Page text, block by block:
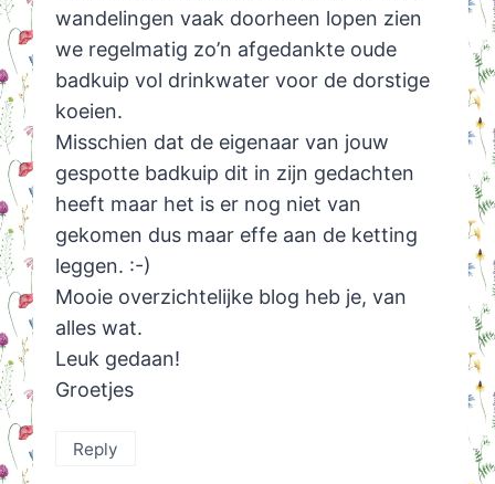
wandelingen vaak doorheen lopen zien
we regelmatig zo’n afgedankte oude
badkuip vol drinkwater voor de dorstige
koeien.
Misschien dat de eigenaar van jouw
gespotte badkuip dit in zijn gedachten
heeft maar het is er nog niet van
gekomen dus maar effe aan de ketting
leggen. :-)
Mooie overzichtelijke blog heb je, van
alles wat.
Leuk gedaan!
Groetjes
Reply